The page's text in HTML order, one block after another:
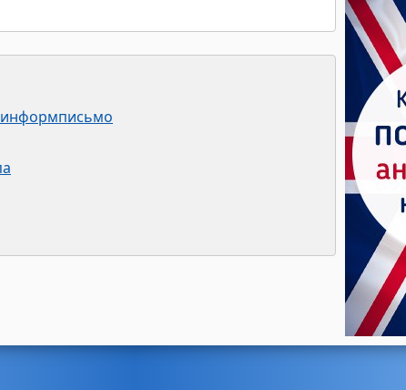
информписьмо
Алла →
Паша Щ.
Ульяна
Чернов
спортом